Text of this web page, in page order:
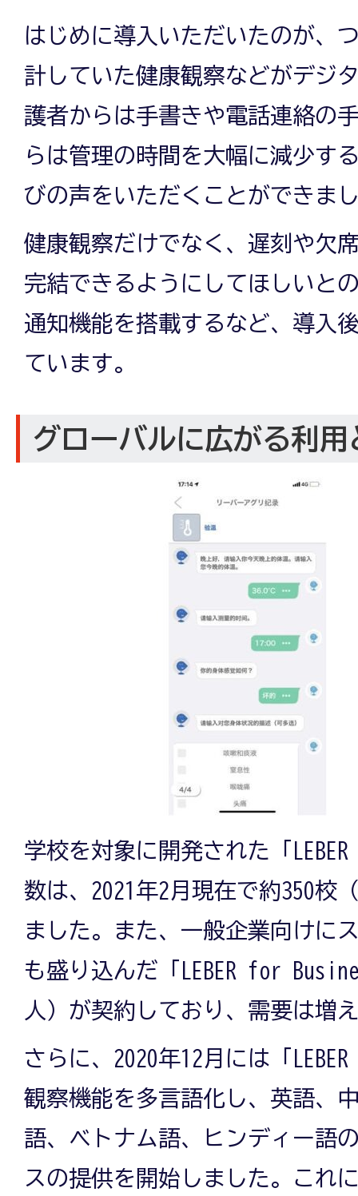
はじめに導入いただいたのが、
計していた健康観察などがデジ
護者からは手書きや電話連絡の
らは管理の時間を大幅に減少す
びの声をいただくことができま
健康観察だけでなく、遅刻や欠
完結できるようにしてほしいと
通知機能を搭載するなど、導入
ています。
グローバルに広がる利用
学校を対象に開発された「
数は、2021年2月現在で約350校
ました。また、一般企業向けに
も盛り込んだ「LEBER for
人）が契約しており、需要は増
さらに、2020年12月には「
観察機能を多言語化し、英語、
語、ベトナム語、ヒンディー語
スの提供を開始しました。これ